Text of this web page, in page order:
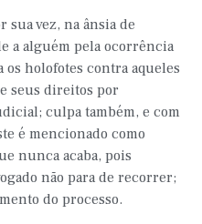
vez, na ânsia de
a alguém pela ocorrência
holofotes contra aqueles
seus direitos por
culpa também, e com
é mencionado como
nunca acaba, pois
não para de recorrer;
do processo.